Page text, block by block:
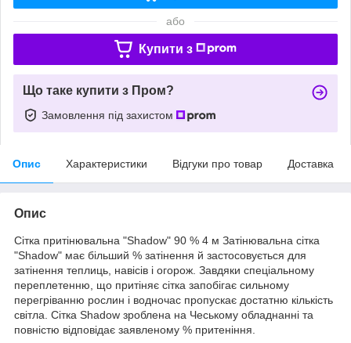
або
Купити з
Що таке купити з Пром?
Замовлення під захистом
Опис Характеристики Відгуки про товар Доставка
Опис
Сітка притінювальна "Shadow" 90 % 4 м Затінювальна сітка
"Shadow" має більший % затінення й застосовується для
затінення теплиць, навісів і огорож. Завдяки спеціальному
переплетенню, що притіняє сітка запобігає сильному
перегріванню рослин і водночас пропускає достатню кількість
світла. Сітка Shadow зроблена на Чеському обладнанні та
повністю відповідає заявленому % притеніння.